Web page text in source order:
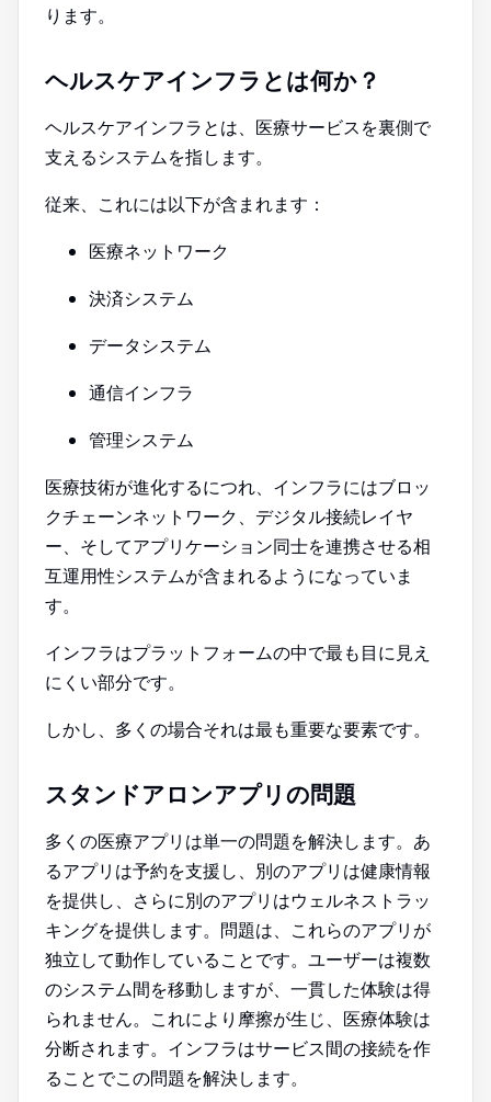
ります。
ヘルスケアインフラとは何か？
ヘルスケアインフラとは、医療サービスを裏側で
支えるシステムを指します。
従来、これには以下が含まれます：
医療ネットワーク
決済システム
データシステム
通信インフラ
管理システム
医療技術が進化するにつれ、インフラにはブロッ
クチェーンネットワーク、デジタル接続レイヤ
ー、そしてアプリケーション同士を連携させる相
互運用性システムが含まれるようになっていま
す。
インフラはプラットフォームの中で最も目に見え
にくい部分です。
しかし、多くの場合それは最も重要な要素です。
スタンドアロンアプリの問題
多くの医療アプリは単一の問題を解決します。あ
るアプリは予約を支援し、別のアプリは健康情報
を提供し、さらに別のアプリはウェルネストラッ
キングを提供します。問題は、これらのアプリが
独立して動作していることです。ユーザーは複数
のシステム間を移動しますが、一貫した体験は得
られません。これにより摩擦が生じ、医療体験は
分断されます。インフラはサービス間の接続を作
ることでこの問題を解決します。